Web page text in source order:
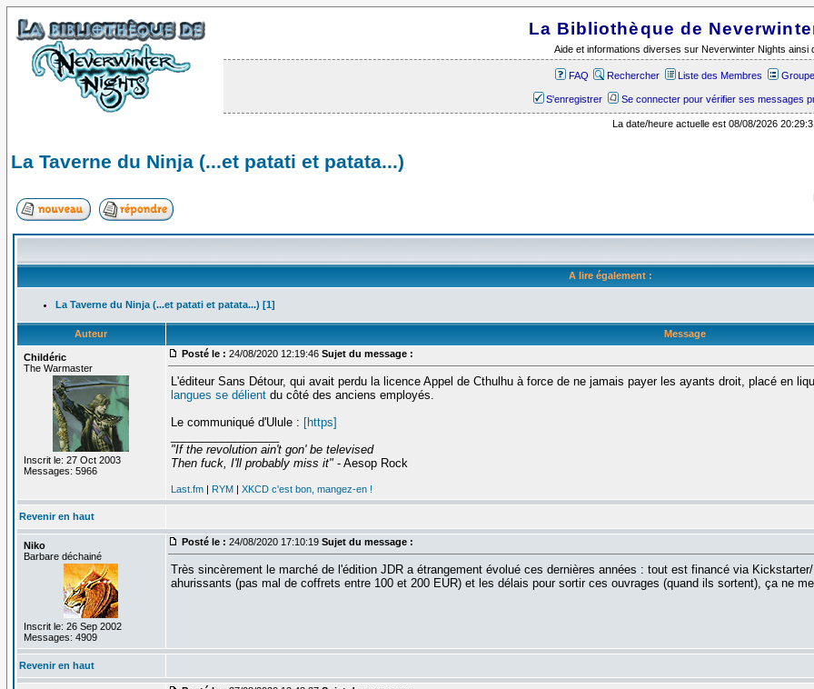
La Bibliothèque de
Aide et informations diverses sur Neverwinter Nights ainsi
FAQ Rechercher Liste des Membres
S'enregistrer Se connecter pour vérifier ses messages
La date/heure actuelle est 08/08/2026
La Taverne du Ninja (...et patati et patata...)
A lire également :
La Taverne du Ninja (...et patati et patata...) [1]
Auteur Message
Childéric
The Warmaster
Inscrit le: 27 Oct 2003
Messages: 5966
Posté le : 24/08/2020 12:19:46 Sujet du message :
L'éditeur Sans Détour, qui avait perdu la licence Appel de Cthulhu à force de ne jamais payer les ayants droit, placé en
langues se délientdu côté des anciens employés.
Le communiqué d'Ulule : [https]
"If the revolution ain't gon' be televised
Then fuck, I'll probably miss it"- Aesop Rock
Last.fm| RYM| XKCD c'est bon, mangez-en !
Revenir en haut
Niko
Barbare déchainé
Inscrit le: 26 Sep 2002
Messages: 4909
Posté le : 24/08/2020 17:10:19 Sujet du message :
Très sincèrement le marché de l'édition JDR a étrangement évolué ces dernières années : tout est financé via
ahurissants (pas mal de coffrets entre 100 et 200 EUR) et les délais pour sortir ces ouvrages (quand ils sortent), ça ne
Revenir en haut